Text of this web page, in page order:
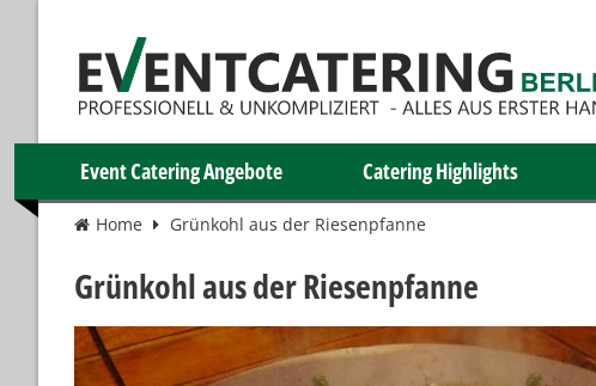
Event Catering Angebote Catering Highlights
Home Grünkohl aus der Riesenpfanne
Grünkohl aus der Riesenpfanne